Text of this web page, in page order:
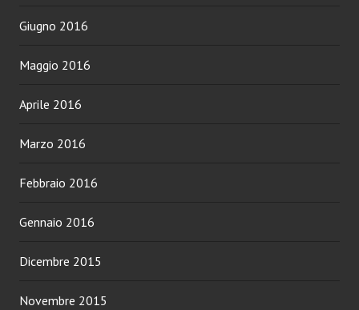
Giugno 2016
Maggio 2016
Aprile 2016
Marzo 2016
Febbraio 2016
Gennaio 2016
Dicembre 2015
Novembre 2015